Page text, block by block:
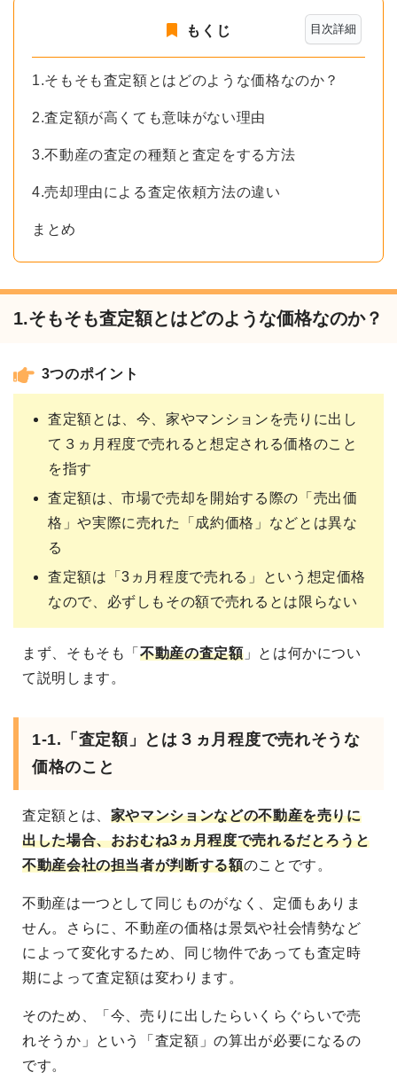
目次詳細
もくじ
1.そもそも査定額とはどのような価格なのか？
2.査定額が高くても意味がない理由
3.不動産の査定の種類と査定をする方法
4.売却理由による査定依頼方法の違い
まとめ
1.そもそも査定額とはどのような価格なのか？
3つのポイント
査定額とは、今、家やマンションを売りに出し
て３ヵ月程度で売れると想定される価格のこと
を指す
査定額は、市場で売却を開始する際の「売出価
格」や実際に売れた「成約価格」などとは異な
る
査定額は「3ヵ月程度で売れる」という想定価格
なので、必ずしもその額で売れるとは限らない
まず、そもそも「不動産の査定額」とは何かについ
て説明します。
1-1.「査定額」とは３ヵ月程度で売れそうな
価格のこと
査定額とは、 家やマンションなどの不動産を売りに
出した場合、おおむね3ヵ月程度で売れるだとろうと
不動産会社の担当者が判断する額のことです。
不動産は一つとして同じものがなく、定価もありま
せん。さらに、不動産の価格は景気や社会情勢など
によって変化するため、同じ物件であっても査定時
期によって査定額は変わります。
そのため、「今、売りに出したらいくらぐらいで売
れそうか」という「査定額」の算出が必要になるの
です。